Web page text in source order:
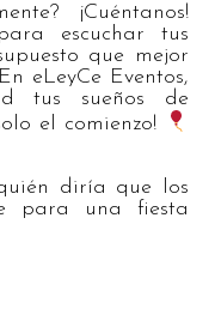
¡Cuéntanos!
escuchar tus
que mejor
eLeyCe Eventos,
tus sueños de
el comienzo!
diría que los
para una fiesta